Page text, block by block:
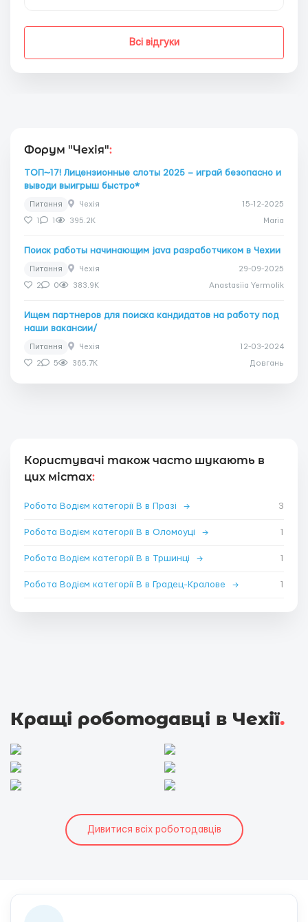
Всі відгуки
Форум "Чехія":
ТОП~17! Лицензионные слоты 2025 – играй безопасно и
выводи выигрыш быстро*
Питання Чехія 15-12-2025
1 1 395.2K Maria
Поиск работы начинающим java разработчиком в Чехии
Питання Чехія 29-09-2025
2 0 383.9K Anastasiia Yermolik
Ищем партнеров для поиска кандидатов на работу под
наши вакансии/
Питання Чехія 12-03-2024
2 5 365.7K Довгань
Користувачі також часто шукають в
цих містах:
Робота Водієм категорії B в Празі → 3
Робота Водієм категорії B в Оломоуці → 1
Робота Водієм категорії B в Тршинці → 1
Робота Водієм категорії B в Градец-Кралове → 1
Кращі роботодавці в Чехії.
Дивитися всіх роботодавців